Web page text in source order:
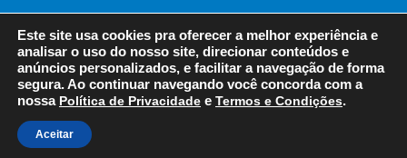
© 2020 - NIDEK DO BRASIL
Política de Privacidade Termos e Condições
Este site usa cookies pra oferecer a melhor experiência e
analisar o uso do nosso site, direcionar conteúdos e
anúncios personalizados, e facilitar a navegação de forma
segura. Ao continuar navegando você concorda com a
nossa Política de Privacidade e Termos e Condições.
Aceitar